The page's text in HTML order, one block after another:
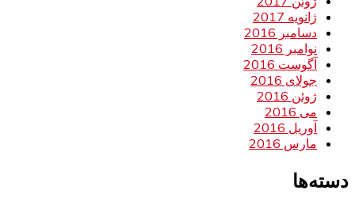
ژانویه 2017
دسامبر 2016
نوامبر 2016
آگوست 2016
جولای 2016
ژوئن 2016
می 2016
آوریل 2016
مارس 2016
دسته‌ها